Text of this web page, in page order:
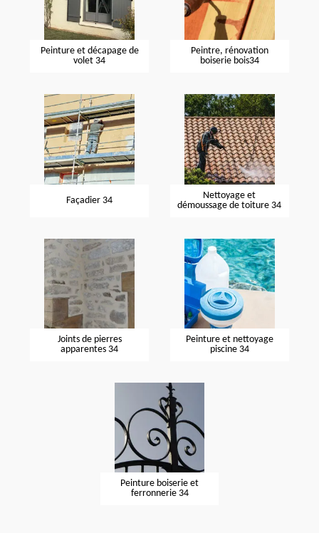
Peinture et décapage de
volet 34
Peintre, rénovation
boiserie bois34
Façadier 34
Nettoyage et
démoussage de toiture 34
Joints de pierres
apparentes 34
Peinture et nettoyage
piscine 34
Peinture boiserie et
ferronnerie 34